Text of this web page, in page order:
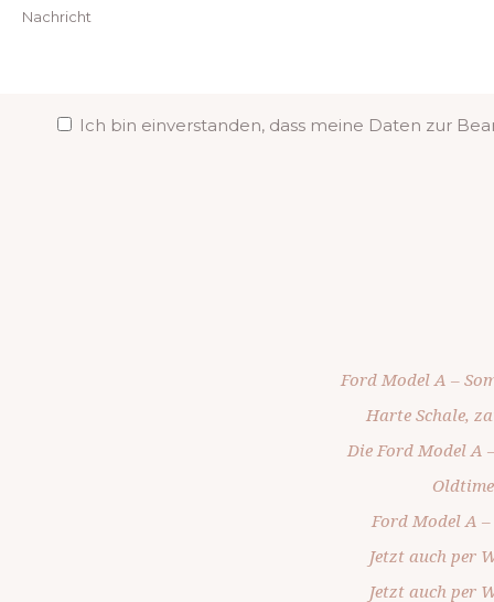
Ich bin einverstanden, dass meine Daten zur
Ford Model A –
Harte Schale,
Die Ford Model A
Ford Model A –
Jetzt auch per
Jetzt auch per